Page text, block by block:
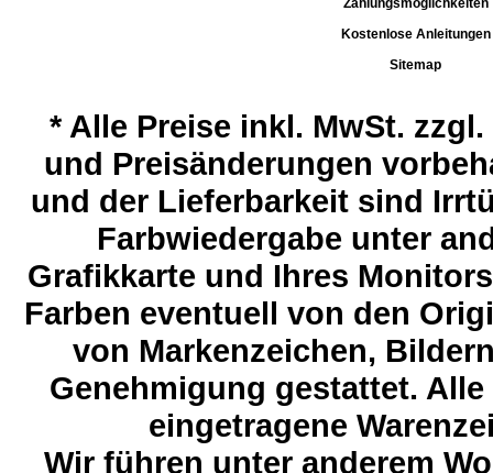
Zahlungsmöglichkeiten
Kostenlose Anleitungen
Sitemap
*Alle Preise inkl. MwSt.
und Preisänderungen
und der Lieferbarkeit sind
Farbwiedergabe unter
Grafikkarte und Ihres
Farben eventuell von den
von Markenzeichen,
Genehmigung gestattet.
eingetragene
Wir führen unter anderem